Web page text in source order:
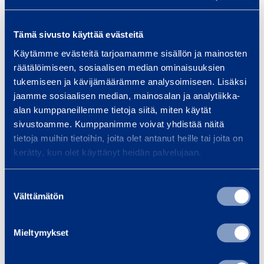
Tämä sivusto käyttää evästeitä
Käytämme evästeitä tarjoamamme sisällön ja mainosten
räätälöimiseen, sosiaalisen median ominaisuuksien
tukemiseen ja kävijämäärämme analysoimiseen. Lisäksi
jaamme sosiaalisen median, mainosalan ja analytiikka-
alan kumppaneillemme tietoja siitä, miten käytät
sivustoamme. Kumppanimme voivat yhdistää näitä
tietoja muihin tietoihin, joita olet antanut heille tai joita on
kerätty, kun olet käyttänyt heidän palvelujaan.
valinta
Välttämätön
Mieltymykset
Träningar
Se alla utbildningar
F